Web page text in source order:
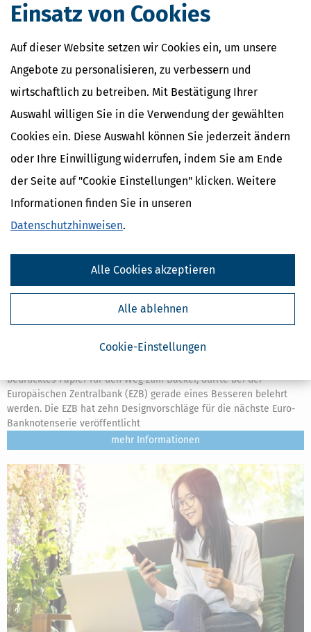
Einsatz von Cookies
Auf dieser Website setzen wir Cookies ein, um unsere
Angebote zu personalisieren, zu verbessern und
wirtschaftlich zu betreiben. Mit Bestätigung Ihrer
Auswahl willigen Sie in die Verwendung der gewählten
Cookies ein. Diese Auswahl können Sie jederzeit ändern
oder Ihre Einwilligung widerrufen, indem Sie am Ende
der Seite auf "Cookie Einstellungen" klicken. Weitere
Informationen finden Sie in unseren
Datenschutzhinweisen.
Cookie-Einstellungen
Alle ablehnen
Alle Cookies akzeptieren
Blitzermarathon & Speedweek: Termine, Bußgelder & Strafen
01.08.2026, 06:40 Uhr] Am Montag startet der zweite
Deutschland, sondern in ganz Europa. Anders als bei der
Speedweek im April gibt es im August keinen Hauptkontrolltag. Wir
haben alle wichtigen Informationen zu Terminen
mehr
Neue Euro-Scheine gesucht: Europa darf über sein künftiges
bedrucktes Papier für den Weg zum Bäcker, dürfte bei der
Europäischen Zentralbank (EZB) gerade eines Besseren belehrt
werden. Die EZB hat zehn Designvorschläge für die nächste Euro-
Banknotenserie veröffentlicht
mehr